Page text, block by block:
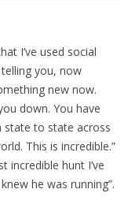
I’ve used social
you, now
new now.
down. You have
state to state across
This is incredible.”
incredible hunt I’ve
he was running”.